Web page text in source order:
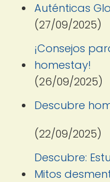
Auténticas
(27/09/2025)
¡Consejos
homestay!
(26/09/2025)
Descubre
(22/09/2025)
Descubre:
Mitos